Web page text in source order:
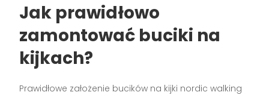
Jak prawidłowo
zamontować buciki na
kijkach?
Prawidłowe założenie bucików na kijki nordic walking